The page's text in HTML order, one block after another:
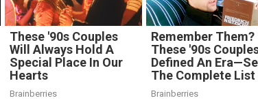
These '90s Couples
Will Always Hold A
Special Place In Our
Hearts
Brainberries
Remember Them?
These '90s
Defined An
The Complete List
Brainberries